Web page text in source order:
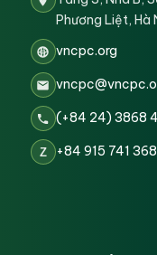
Phương Liệt, Hà
vncpc.org
(+84 24) 3868
Z +84 915 741 368